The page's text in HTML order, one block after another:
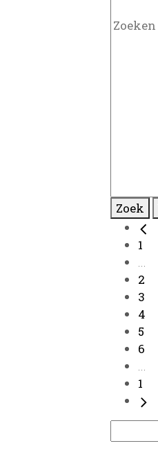
Zoek
1
...
2
3
4
5
6
...
1